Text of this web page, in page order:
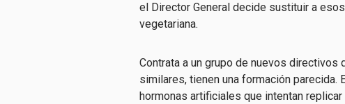
el Director General decide sustituir a
vegetariana.
Contrata a un grupo de nuevos
similares, tienen una formación parecida.
hormonas artificiales que intentan